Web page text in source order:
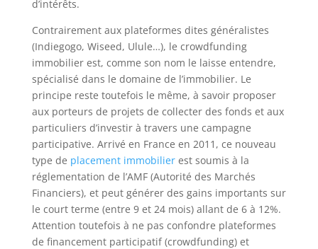
d’intérêts.
Contrairement aux plateformes dites généralistes
(Indiegogo, Wiseed, Ulule…), le crowdfunding
immobilier est, comme son nom le laisse entendre,
spécialisé dans le domaine de l’immobilier. Le
principe reste toutefois le même, à savoir proposer
aux porteurs de projets de collecter des fonds et aux
particuliers d’investir à travers une campagne
participative. Arrivé en France en 2011, ce nouveau
type de placement immobilierest soumis à la
réglementation de l’AMF (Autorité des Marchés
Financiers), et peut générer des gains importants sur
le court terme (entre 9 et 24 mois) allant de 6 à 12%.
Attention toutefois à ne pas confondre plateformes
de financement participatif (crowdfunding) et